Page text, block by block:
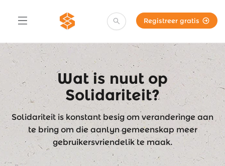
Registreer gratis
Wat is nuut op
Solidariteit?
Solidariteit is konstant besig om veranderinge aan
te bring om die aanlyn gemeenskap meer
gebruikersvriendelik te maak.